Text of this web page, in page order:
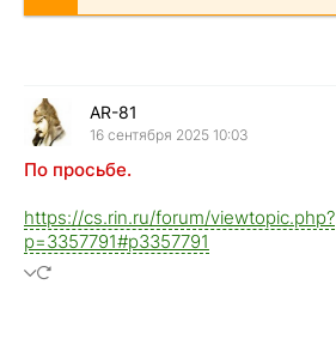
AR-81
16 сентября 2025 10:03
По просьбе.
https://cs.rin.ru/forum/viewtopic.php?
p=3357791#p3357791